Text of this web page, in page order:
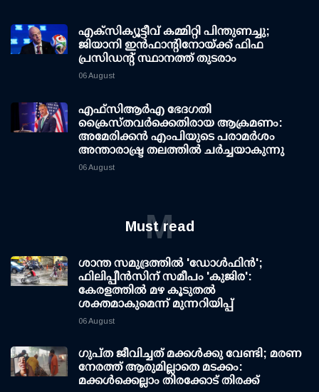
എക്സിക്യൂട്ടീവ് കമ്മിറ്റി പിന്തുണച്ചു;
ജിയാനി ഇന്‍ഫാന്റിനോയ്ക്ക് ഫിഫ
പ്രസിഡന്റ് സ്ഥാനത്ത് തുടരാം
06 August
എഫ്‌സി‌ആര്‍‌എ ഭേദഗതി
ക്രൈസ്തവർക്കെതിരായ ആക്രമണം:
അമേരിക്കൻ എംപിയുടെ പരാമർശം
അന്താരാഷ്ട്ര തലത്തിൽ ചർച്ചയാകുന്നു
06 August
Must read
M
ശാന്ത സമുദ്രത്തില്‍ 'ഡോള്‍ഫിന്‍';
ഫിലിപ്പീന്‍സിന് സമീപം 'കുജിര':
കേരളത്തില്‍ മഴ കൂടുതല്‍
ശക്തമാകുമെന്ന് മുന്നറിയിപ്പ്
06 August
ഗുപ്ത ജീവിച്ചത് മക്കള്‍ക്കു വേണ്ടി; മരണ
നേരത്ത് ആരുമില്ലാതെ മടക്കം:
മക്കള്‍ക്കെല്ലാം തിരക്കോട് തിരക്ക്